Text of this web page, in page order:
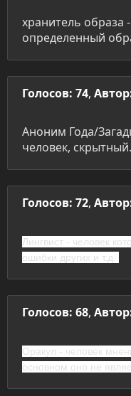
хранитель образа
определенный
Голосов: 74,
Аноним Года/
человек,
Голосов: 72,
Лингвист - человек
ошибки других и т.д.
Голосов: 68,
Оракул - человек
основном оно не